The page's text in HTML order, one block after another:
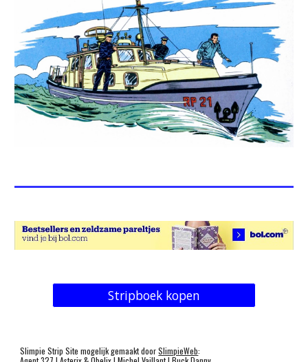
Stripboek kopen
Slimpie Strip Site mogelijk gemaakt doorSlimpieWeb: